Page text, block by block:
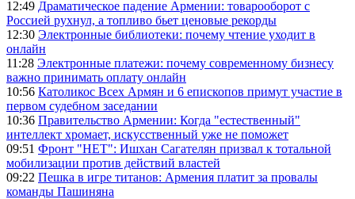
12:49 Драматическое падение Армении: товарооборот с
Россией рухнул, а топливо бьет ценовые рекорды
12:30 Электронные библиотеки: почему чтение уходит в
онлайн
11:28 Электронные платежи: почему современному бизнесу
важно принимать оплату онлайн
10:56 Католикос Всех Армян и 6 епископов примут участие в
первом судебном заседании
10:36 Правительство Армении: Когда "естественный"
интеллект хромает, искусственный уже не поможет
09:51 Фронт "НЕТ": Ишхан Сагателян призвал к тотальной
мобилизации против действий властей
09:22 Пешка в игре титанов: Армения платит за провалы
команды Пашиняна